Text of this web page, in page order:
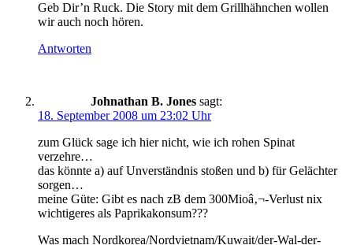
Geb Dir’n Ruck. Die Story mit dem Grillhähnchen wollen
wir auch noch hören.
Antworten
Johnathan B. Jones sagt:
18. September 2008 um 23:02 Uhr
zum Glück sage ich hier nicht, wie ich rohen Spinat
verzehre…
das könnte a) auf Unverständnis stoßen und b) für Gelächter
sorgen…
meine Güte: Gibt es nach zB dem 300Mioâ‚¬-Verlust nix
wichtigeres als Paprikakonsum???
Was mach Nordkorea/Nordvietnam/Kuwait/der-Wal-der-